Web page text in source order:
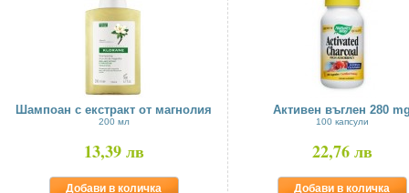
Шампоан с екстракт от магнолия
200 мл
13,39 лв
Добави в количка
Активен въглен 280
100 капсули
22,76 лв
Добави в количка